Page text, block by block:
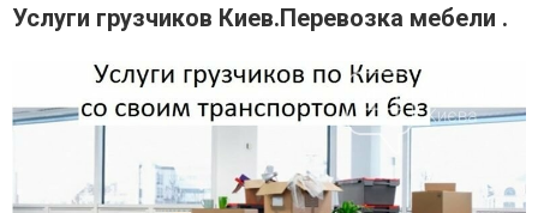
Услуги грузчиков Киев.Перевозка мебели .